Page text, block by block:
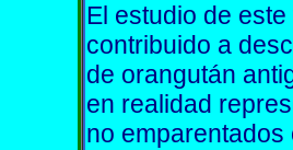
El estudio de
contribuido a
de orangután
en realidad
no